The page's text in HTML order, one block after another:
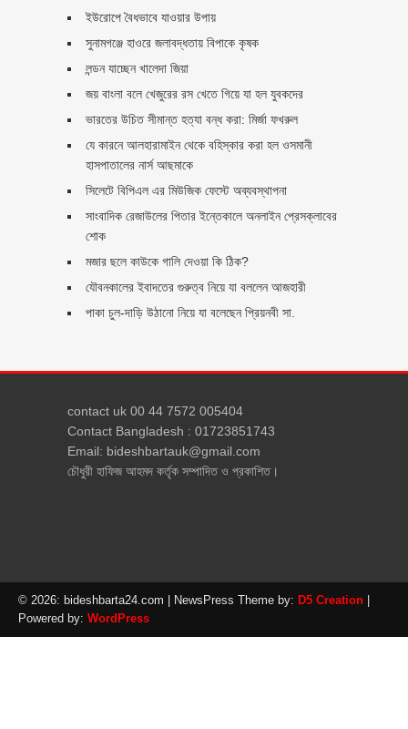
ইউরোপে বৈধভাবে যাওয়ার উপায়
সুনামগঞ্জে হাওরে জলাবদ্ধতায় বিপাকে কৃষক
লন্ডন যাচ্ছেন খালেদা জিয়া
জয় বাংলা বলে খেজুরের রস খেতে গিয়ে যা হল যুবকদের
ভারতের উচিত সীমান্ত হত্যা বন্ধ করা: মির্জা ফখরুল
যে কারনে আলহারামাইন থেকে বহিস্কার করা হল ওসমানী
হাসপাতালের নার্স আছমাকে
সিলেটে বিপিএল এর মিউজিক ফেস্টে অব্যবস্থাপনা
সাংবাদিক রেজাউলের পিতার ইন্তেকালে অনলাইন প্রেসক্লাবের
শোক
মজার ছলে কাউকে গালি দেওয়া কি ঠিক?
যৌবনকালের ইবাদতের গুরুত্ব নিয়ে যা বললেন আজহারী
পাকা চুল-দাড়ি উঠানো নিয়ে যা বলেছেন প্রিয়নবী সা.
contact uk 00 44 7572 005404
Contact Bangladesh : 01723851743
Email: bideshbartauk@gmail.com
চৌধুরী হাফিজ আহমদ কর্তৃক সম্পাদিত ও প্রকাশিত।
© 2026: bideshbarta24.com | NewsPress Theme by: D5 Creation
Powered by: WordPress